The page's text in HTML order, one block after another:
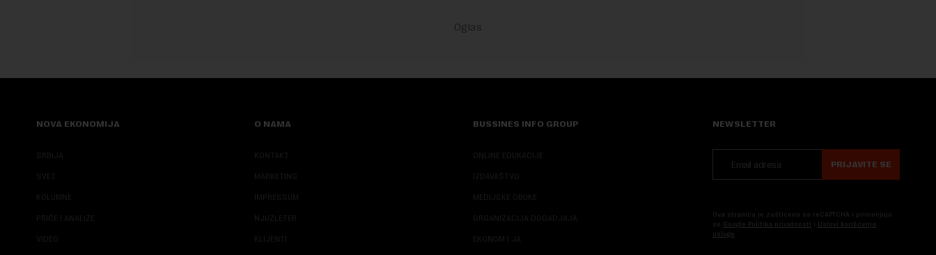
NOVA EKONOMIJA
SRBIJA
SVET
KOLUMNE
PRIČE I ANALIZE
VIDEO
O NAMA
KONTAKT
MARKETING
IMPRESSUM
NJUZLETER
KLIJENTI
BUSSINES INFO GROUP
ONLINE EDUKACIJE
IZDAVAŠTVO
MEDIJSKE OBUKE
ORGANIZACIJA DOGADJAJA
EKONOM I JA
NEWSLETTER
PRIJAVITE SE
Ova stranica je zaštićena sa reCAPTCHA i primenjuju
se Google Politika privatnosti i Uslovi korišćenja
usluge